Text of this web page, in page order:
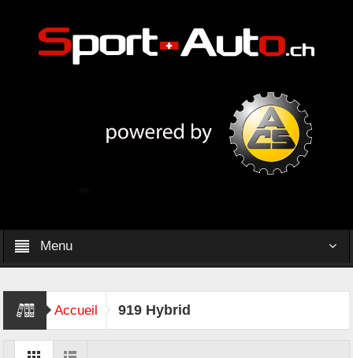
Menu
Accueil 919 Hybrid